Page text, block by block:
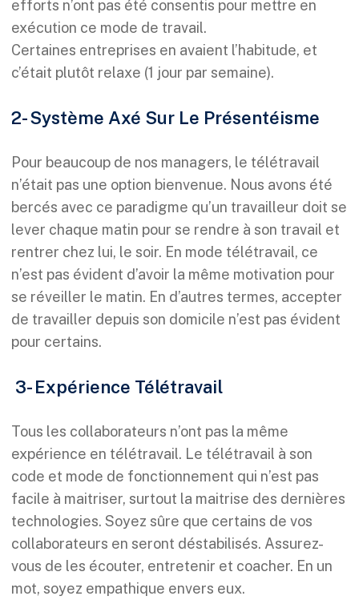
efforts n’ont pas été consentis pour mettre en
exécution ce mode de travail.
Certaines entreprises en avaient l’habitude, et
c’était plutôt relaxe (1 jour par semaine).
2- Système Axé Sur Le Présentéisme
Pour beaucoup de nos managers, le télétravail
n’était pas une option bienvenue. Nous avons été
bercés avec ce paradigme qu’un travailleur doit se
lever chaque matin pour se rendre à son travail et
rentrer chez lui, le soir. En mode télétravail, ce
n’est pas évident d’avoir la même motivation pour
se réveiller le matin. En d’autres termes, accepter
de travailler depuis son domicile n’est pas évident
pour certains.
3- Expérience Télétravail
Tous les collaborateurs n’ont pas la même
expérience en télétravail. Le télétravail à son
code et mode de fonctionnement qui n’est pas
facile à maitriser, surtout la maitrise des dernières
technologies. Soyez sûre que certains de vos
collaborateurs en seront déstabilisés. Assurez-
vous de les écouter, entretenir et coacher. En un
mot, soyez empathique envers eux.